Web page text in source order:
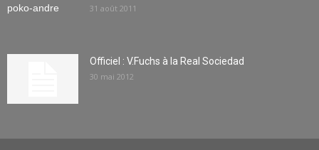
31 août 2011
Officiel : V.Fuchs à la Real Sociedad
30 mai 2012